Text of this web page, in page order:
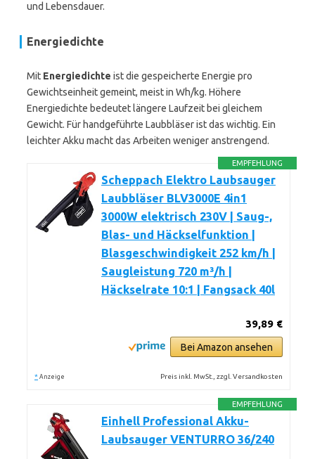
und Lebensdauer.
Energiedichte
Mit Energiedichte ist die gespeicherte Energie pro
Gewichtseinheit gemeint, meist in Wh/kg. Höhere
Energiedichte bedeutet längere Laufzeit bei gleichem
Gewicht. Für handgeführte Laubbläser ist das wichtig. Ein
leichter Akku macht das Arbeiten weniger anstrengend.
EMPFEHLUNG
Scheppach Elektro Laubsauger
Laubbläser BLV3000E 4in1
3000W elektrisch 230V | Saug-,
Blas- und Häckselfunktion |
Blasgeschwindigkeit 252 km/h |
Saugleistung 720 m³/h |
Häckselrate 10:1 | Fangsack 40l
39,89 €
Bei Amazon ansehen
* Anzeige Preis inkl. MwSt., zzgl. Versandkosten
EMPFEHLUNG
Einhell Professional Akku-
Laubsauger VENTURRO 36/240